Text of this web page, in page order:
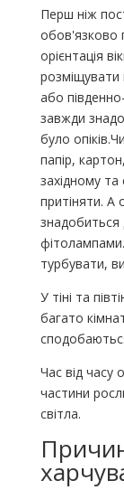
Перш ніж
обов'язково
орієнтація
розміщувати
або
завжди
було
папір,
західному та
притіняти. А
знадобиться
турбувати,
У тіні та
багато
Час від часу
частини
світла.